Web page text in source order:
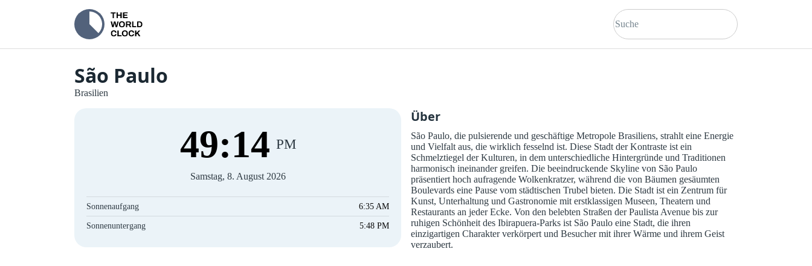
São Paulo
Brasilien
49:15 PM
Samstag, 8. August 2026
Sonnenaufgang 6:35 AM
Sonnenuntergang 5:48 PM
Über
São Paulo, die pulsierende und geschäftige Metropole Brasiliens, strahlt eine Energie
und Vielfalt aus, die wirklich fesselnd ist. Diese Stadt der Kontraste ist ein
Schmelztiegel der Kulturen, in dem unterschiedliche Hintergründe und Traditionen
harmonisch ineinander greifen. Die beeindruckende Skyline von São Paulo
präsentiert hoch aufragende Wolkenkratzer, während die von Bäumen gesäumten
Boulevards eine Pause vom städtischen Trubel bieten. Die Stadt ist ein Zentrum für
Kunst, Unterhaltung und Gastronomie mit erstklassigen Museen, Theatern und
Restaurants an jeder Ecke. Von den belebten Straßen der Paulista Avenue bis zur
ruhigen Schönheit des Ibirapuera-Parks ist São Paulo eine Stadt, die ihren
einzigartigen Charakter verkörpert und Besucher mit ihrer Wärme und ihrem Geist
verzaubert.